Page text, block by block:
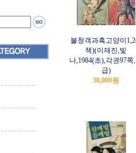
불청객과흑고양이
책)(이재진,빛
나,1984(초),각권97쪽
급)
30,000원